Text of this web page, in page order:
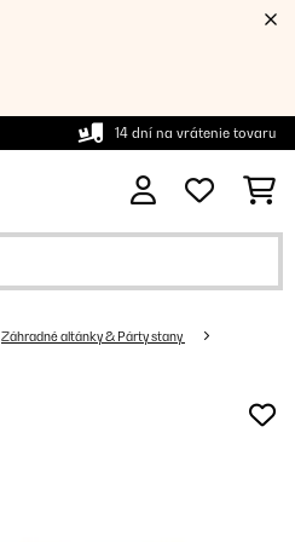
14 dní na vrátenie tovaru
Záhradné altánky & Párty stany